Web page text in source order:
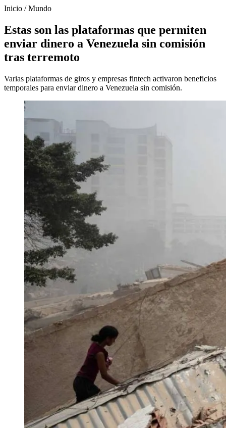
Inicio /Mundo
Estas son las plataformas que permiten
enviar dinero a Venezuela sin comisión
tras terremoto
Varias plataformas de giros y empresas fintech activaron beneficios
temporales para enviar dinero a Venezuela sin comisión.